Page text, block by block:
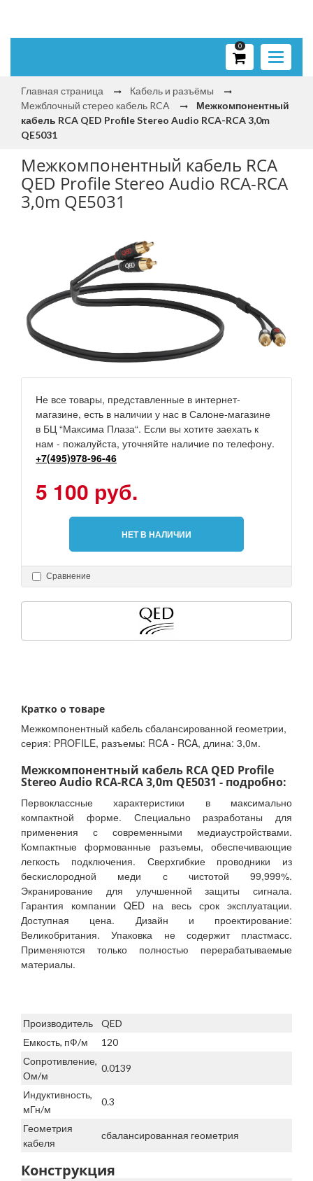
Toggle
0
Главная страница
Кабель и разъёмы
Межблочный стерео кабель RCA
Межкомпонентный
кабель RCA QED Profile Stereo Audio RCA-RCA 3,0m
QE5031
Межкомпонентный кабель RCA
QED Profile Stereo Audio RCA-RCA
3,0m QE5031
Не все товары, представленные в интернет-
магазине, есть в наличии у нас в Салоне-магазине
в БЦ “Максима Плаза“. Если вы хотите заехать к
нам - пожалуйста, уточняйте наличие по телефону.
+7(495)978-96-46
5 100 руб.
НЕТ В НАЛИЧИИ
Сравнение
Кратко о товаре
Межкомпонентный кабель сбалансированной геометрии,
серия: PROFILE, разъемы: RCA - RCA, длина: 3,0м.
Межкомпонентный кабель RCA QED Profile
Stereo Audio RCA-RCA 3,0m QE5031 - подробно:
Первоклассные характеристики в максимально
компактной форме. Специально разработаны для
применения с современными медиаустройствами.
Компактные формованные разъемы, обеспечивающие
легкость подключения. Сверхгибкие проводники из
бескислородной меди с чистотой 99,999%.
Экранирование для улучшенной защиты сигнала.
Гарантия компании QED на весь срок эксплуатации.
Доступная цена. Дизайн и проектирование:
Великобритания. Упаковка не содержит пластмасс.
Применяются только полностью перерабатываемые
материалы.
Производитель
QED
Емкость, пФ/м
120
Сопротивление,
Ом/м
0.0139
Индуктивность,
мГн/м
0.3
Геометрия
кабеля
сбалансированная геометрия
Конструкция